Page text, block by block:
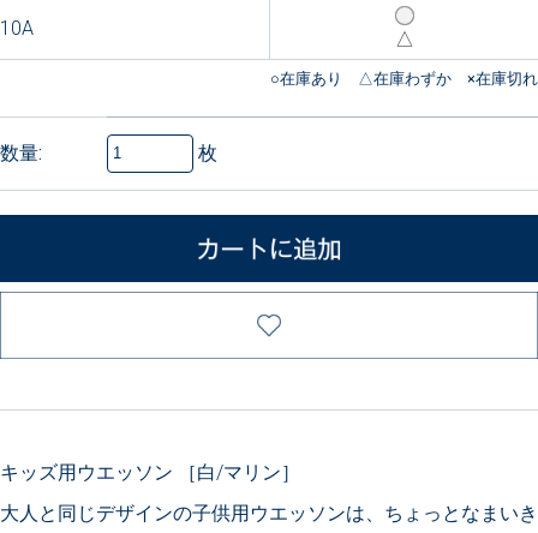
10A △
数量: 枚
キッズ用ウエッソン ［白/マリン］
大人と同じデザインの子供用ウエッソンは、ちょっとなまいき